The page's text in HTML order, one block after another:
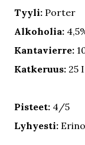
Tyyli: Porter
Alkoholia:
Kantavierre:
Katkeruus: 25
Pisteet: 4/5
Lyhyesti: